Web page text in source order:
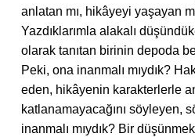
anlatan mı, hikâyeyi yaşayan
Yazdıklarımla alakalı
olarak tanıtan birinin depoda
Peki, ona inanmalı mıydık?
eden, hikâyenin karakterlerle
katlanamayacağını söyleyen,
inanmalı mıydık? Bir